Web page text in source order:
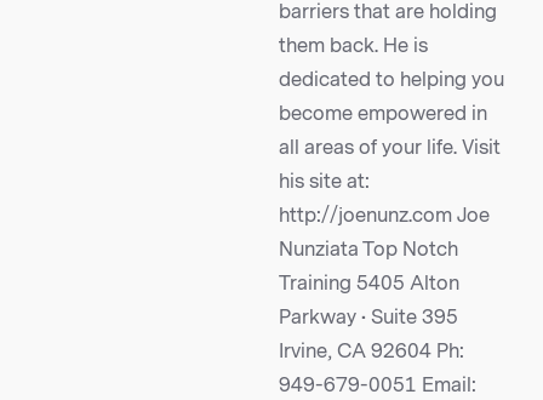
barriers that are holding
them back. He is
dedicated to helping you
become empowered in
all areas of your life. Visit
his site at:
http://joenunz.com Joe
Nunziata Top Notch
Training 5405 Alton
Parkway • Suite 395
Irvine, CA 92604 Ph:
949-679-0051 Email: